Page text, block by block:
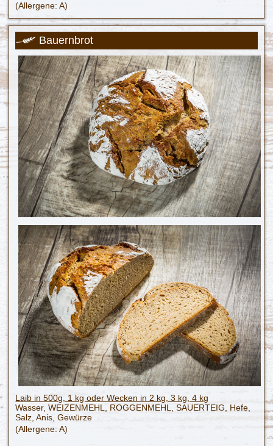
(Allergene: A)
Bauernbrot
Laib in 500g, 1 kg oderWecken in 2 kg, 3 kg, 4 kg
Wasser, WEIZENMEHL, ROGGENMEHL, SAUERTEIG, Hefe,
Salz, Anis, Gewürze
(Allergene: A)